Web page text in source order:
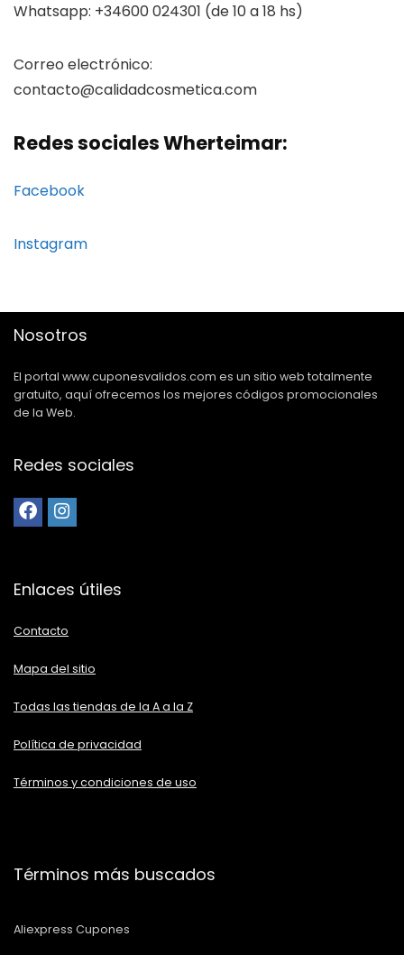
Whatsapp: +34600 024301 (de 10 a 18 hs)
Correo electrónico:
contacto@calidadcosmetica.com
Redes sociales Wherteimar:
Facebook
Instagram
Nosotros
El portal www.cuponesvalidos.com es un sitio web totalmente
gratuito, aquí ofrecemos los mejores códigos promocionales
de la Web.
Redes sociales
Enlaces útiles
Contacto
Mapa del sitio
Todas las tiendas de la A a la Z
Política de privacidad
Términos y condiciones de uso
Términos más buscados
Aliexpress Cupones